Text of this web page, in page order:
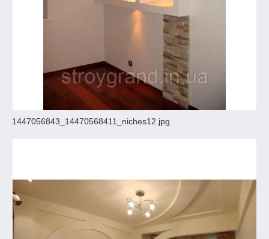
1447056843_14470568411_niches12.jpg